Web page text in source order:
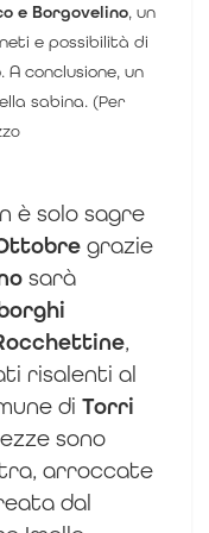
e Borgovelino, un
e possibilità di
conclusione, un
sabina. (Per
è solo sagre
Ottobre grazie
sarà
,
risalenti al
di Torri
sono
arroccate
dal